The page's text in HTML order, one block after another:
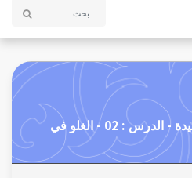
موضوعات مختلفة في العقيدة - الدرس : 02 - الغلو في